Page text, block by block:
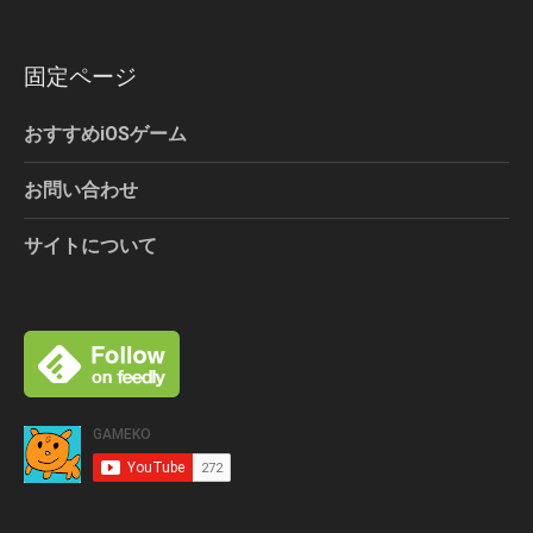
固定ページ
おすすめiOSゲーム
お問い合わせ
サイトについて